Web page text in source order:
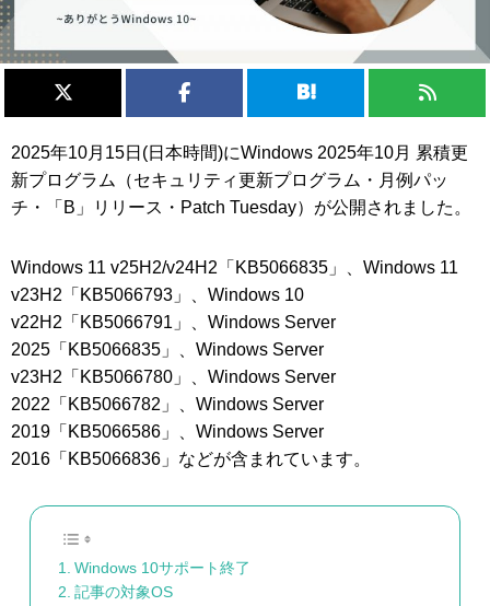
2025年10月15日(日本時間)にWindows 2025年10月 累積更
新プログラム（セキュリティ更新プログラム・月例パッ
チ・「B」リリース・Patch Tuesday）が公開されました。
Windows 11 v25H2/v24H2「KB5066835」、Windows 11
v23H2「KB5066793」、Windows 10
v22H2「KB5066791」、Windows Server
2025「KB5066835」、Windows Server
v23H2「KB5066780」、Windows Server
2022「KB5066782」、Windows Server
2019「KB5066586」、Windows Server
2016「KB5066836」などが含まれています。
Windows 10サポート終了
記事の対象OS